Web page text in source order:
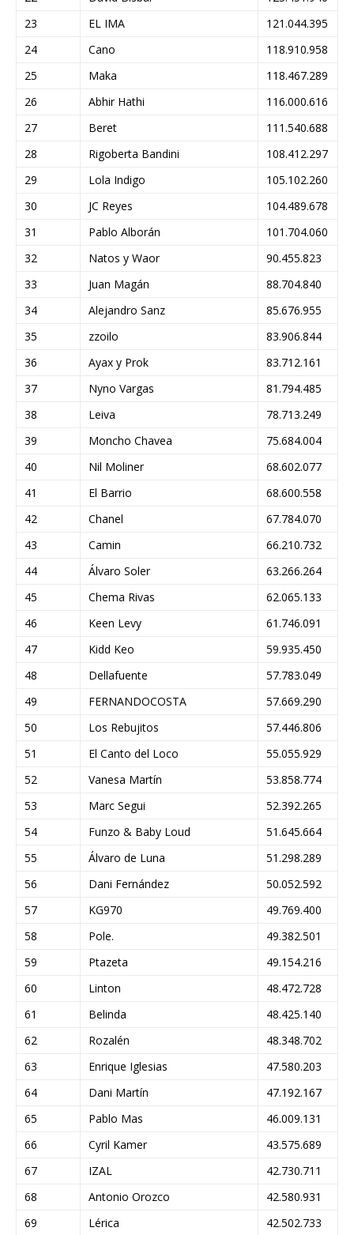
23
EL IMA
121.044.395
24
Cano
118.910.958
25
Maka
118.467.289
26
Abhir Hathi
116.000.616
27
Beret
111.540.688
28
Rigoberta Bandini
108.412.297
29
Lola Indigo
105.102.260
30
JC Reyes
104.489.678
31
Pablo Alborán
101.704.060
32
Natos y Waor
90.455.823
33
Juan Magán
88.704.840
34
Alejandro Sanz
85.676.955
35
zzoilo
83.906.844
36
Ayax y Prok
83.712.161
37
Nyno Vargas
81.794.485
38
Leiva
78.713.249
39
Moncho Chavea
75.684.004
40
Nil Moliner
68.602.077
41
El Barrio
68.600.558
42
Chanel
67.784.070
43
Camin
66.210.732
44
Álvaro Soler
63.266.264
45
Chema Rivas
62.065.133
46
Keen Levy
61.746.091
47
Kidd Keo
59.935.450
48
Dellafuente
57.783.049
49
FERNANDOCOSTA
57.669.290
50
Los Rebujitos
57.446.806
51
El Canto del Loco
55.055.929
52
Vanesa Martín
53.858.774
53
Marc Segui
52.392.265
54
Funzo & Baby Loud
51.645.664
55
Álvaro de Luna
51.298.289
56
Dani Fernández
50.052.592
57
KG970
49.769.400
58
Pole.
49.382.501
59
Ptazeta
49.154.216
60
Linton
48.472.728
61
Belinda
48.425.140
62
Rozalén
48.348.702
63
Enrique Iglesias
47.580.203
64
Dani Martín
47.192.167
65
Pablo Mas
46.009.131
66
Cyril Kamer
43.575.689
67
IZAL
42.730.711
68
Antonio Orozco
42.580.931
69
Lérica
42.502.733